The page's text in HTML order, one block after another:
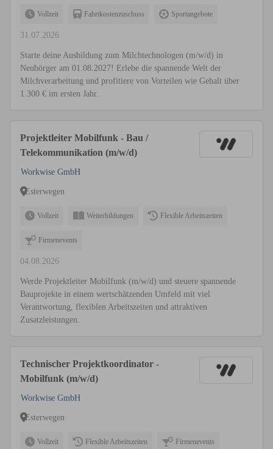
Vollzeit Fahrtkostenzuschuss Sportangebote
31.07.2026
Starte deine Ausbildung zum Milchtechnologen (m/w/d) in
Neubörger am 01.08.2027! Erlebe die spannende Welt der
Milchverarbeitung und profitiere von Vorteilen wie Gehalt über
1.300 € im ersten Jahr.
Projektleiter Mobilfunk - Bau /
Telekommunikation (m/w/d)
Workwise GmbH
Esterwegen
Vollzeit Weiterbildungen Flexible Arbeitszeiten
Firmenevents
04.08.2026
Werde Projektleiter Mobilfunk (m/w/d) und steuere spannende
Bauprojekte in einem wertschätzenden Umfeld mit viel
Verantwortung, flexiblen Arbeitszeiten und attraktiven
Zusatzleistungen.
Technischer Projektkoordinator -
Mobilfunk (m/w/d)
Workwise GmbH
Esterwegen
Vollzeit Flexible Arbeitszeiten Firmenevents